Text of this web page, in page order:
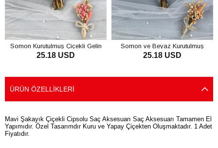
Somon Kurutulmuş Çiçekli Gelin
Buketi ve Yaka Çiçeği
25.18 USD
Somon ve Beyaz Kurutulmuş
Çiçekli Gelin Buketi ve Yaka Çiçeği
25.18 USD
ÜRÜN ÖZELLIKLERI
Mavi Şakayık Çiçekli Cipsolu Saç Aksesuarı Saç Aksesuarı Tamamen El
Yapımıdır. Özel Tasarımdır Kuru ve Yapay Çiçekten Oluşmaktadır. 1 Adet
Fiyatıdır.